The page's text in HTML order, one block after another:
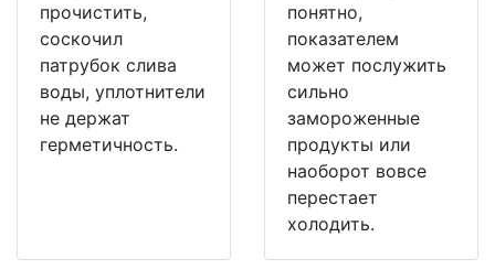
прочистить,
соскочил
патрубок слива
воды, уплотнители
не держат
герметичность.
понятно,
показателем
может послужить
сильно
замороженные
продукты или
наоборот вовсе
перестает
холодить.